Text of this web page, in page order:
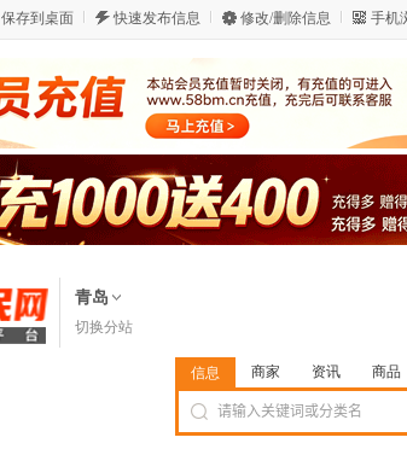
保存到桌面 快速发布信息 修改/删除信息 手机
青岛
切换分站
信息 商家 资讯 商品